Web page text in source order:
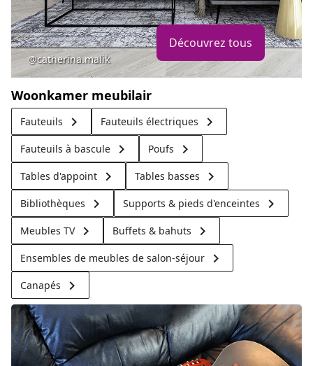
@catherina.malik
Découvrez tous
Woonkamer meubilair
Fauteuils keyboard_arrow_right Fauteuils électriques keyboard_arrow_right
Fauteuils à bascule keyboard_arrow_right Poufs keyboard_arrow_right
Tables d'appoint keyboard_arrow_right Tables basses keyboard_arrow_right
Bibliothèques keyboard_arrow_right Supports & pieds d'enceintes keyboard_arrow_right
Meubles TV keyboard_arrow_right Buffets & bahuts keyboard_arrow_right
Ensembles de meubles de salon-séjour keyboard_arrow_right
Canapés keyboard_arrow_right